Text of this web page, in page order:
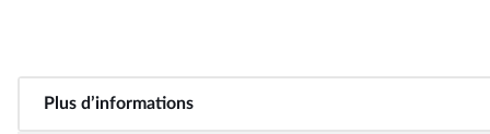
Plus d’informations